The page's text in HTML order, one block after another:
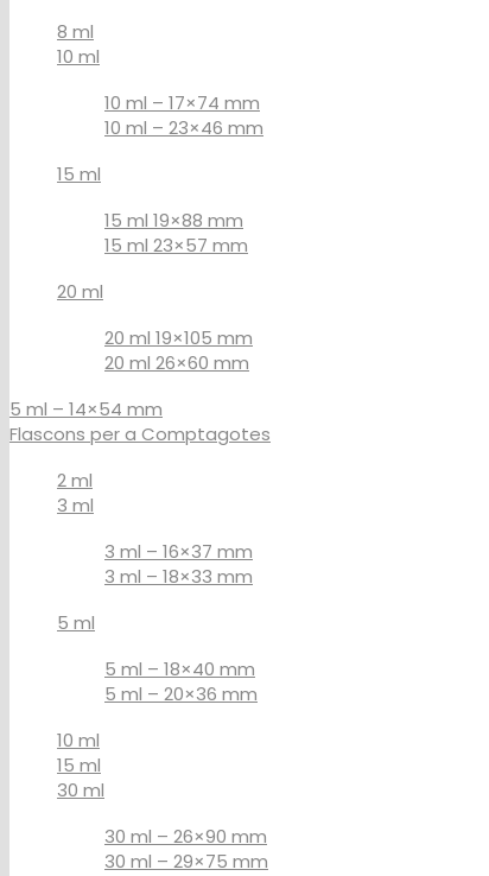
8 ml
10 ml
10 ml – 17×74 mm
10 ml – 23×46 mm
15 ml
15 ml 19×88 mm
15 ml 23×57 mm
20 ml
20 ml 19×105 mm
20 ml 26×60 mm
5 ml – 14×54 mm
Flascons per a Comptagotes
2 ml
3 ml
3 ml – 16×37 mm
3 ml – 18×33 mm
5 ml
5 ml – 18×40 mm
5 ml – 20×36 mm
10 ml
15 ml
30 ml
30 ml – 26×90 mm
30 ml – 29×75 mm